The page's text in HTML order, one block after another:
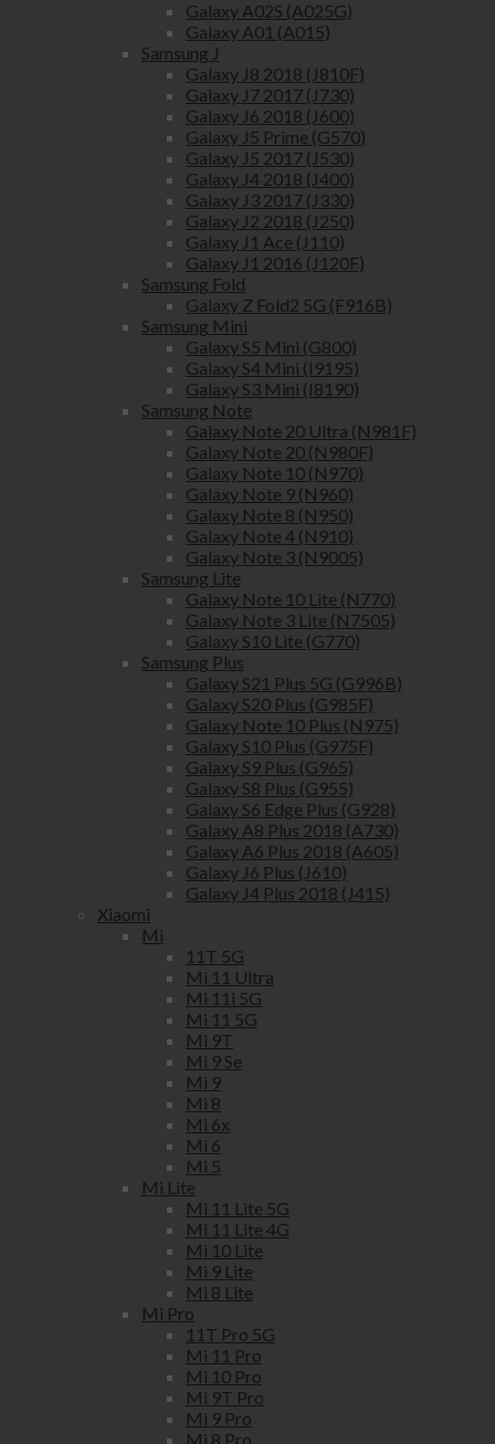
Galaxy A02S (A025G)
Galaxy A01 (A015)
Samsung J
Galaxy J8 2018 (J810F)
Galaxy J7 2017 (J730)
Galaxy J6 2018 (J600)
Galaxy J5 Prime (G570)
Galaxy J5 2017 (J530)
Galaxy J4 2018 (J400)
Galaxy J3 2017 (J330)
Galaxy J2 2018 (J250)
Galaxy J1 Ace (J110)
Galaxy J1 2016 (J120F)
Samsung Fold
Galaxy Z Fold2 5G (F916B)
Samsung Mini
Galaxy S5 Mini (G800)
Galaxy S4 Mini (I9195)
Galaxy S3 Mini (I8190)
Samsung Note
Galaxy Note 20 Ultra (N981F)
Galaxy Note 20 (N980F)
Galaxy Note 10 (N970)
Galaxy Note 9 (N960)
Galaxy Note 8 (N950)
Galaxy Note 4 (N910)
Galaxy Note 3 (N9005)
Samsung Lite
Galaxy Note 10 Lite (N770)
Galaxy Note 3 Lite (N7505)
Galaxy S10 Lite (G770)
Samsung Plus
Galaxy S21 Plus 5G (G996B)
Galaxy S20 Plus (G985F)
Galaxy Note 10 Plus (N975)
Galaxy S10 Plus (G975F)
Galaxy S9 Plus (G965)
Galaxy S8 Plus (G955)
Galaxy S6 Edge Plus (G928)
Galaxy A8 Plus 2018 (A730)
Galaxy A6 Plus 2018 (A605)
Galaxy J6 Plus (J610)
Galaxy J4 Plus 2018 (J415)
Xiaomi
Mi
11T 5G
Mi 11 Ultra
Mi 11i 5G
Mi 11 5G
Mi 9T
Mi 9 Se
Mi 9
Mi 8
Mi 6x
Mi 6
Mi 5
Mi Lite
Mi 11 Lite 5G
Mi 11 Lite 4G
Mi 10 Lite
Mi 9 Lite
Mi 8 Lite
Mi Pro
11T Pro 5G
Mi 11 Pro
Mi 10 Pro
Mi 9T Pro
Mi 9 Pro
Mi 8 Pro